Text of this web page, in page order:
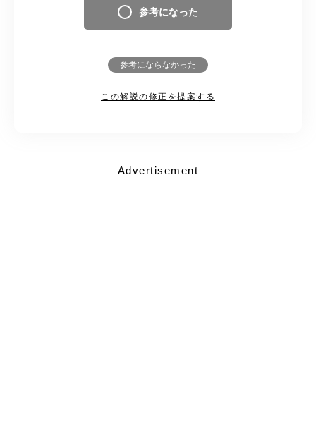
参考になった
参考にならなかった
この解説の修正を提案する
Advertisement